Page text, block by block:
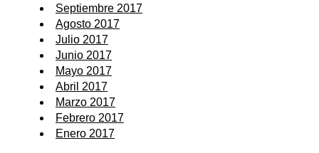
Septiembre 2017
Agosto 2017
Julio 2017
Junio 2017
Mayo 2017
Abril 2017
Marzo 2017
Febrero 2017
Enero 2017